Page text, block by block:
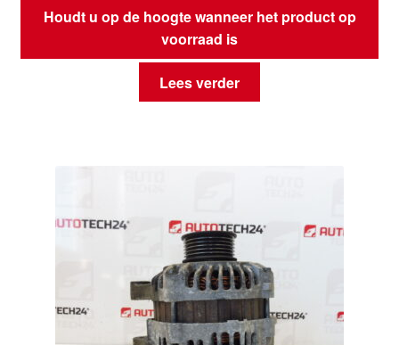
Houdt u op de hoogte wanneer het product op
voorraad is
Lees verder